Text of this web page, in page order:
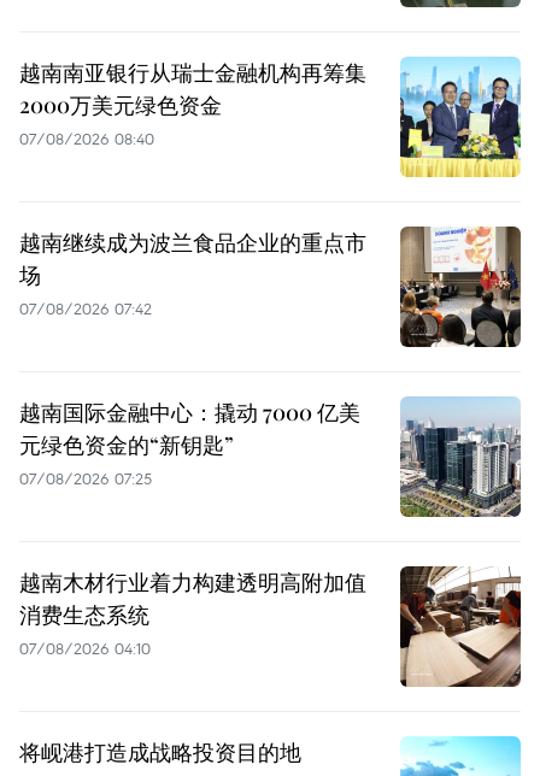
越南南亚银行从瑞士金融机构再筹集
2000万美元绿色资金
07/08/2026 08:40
越南继续成为波兰食品企业的重点市
场
07/08/2026 07:42
越南国际金融中心：撬动 7000 亿美
元绿色资金的“新钥匙”
07/08/2026 07:25
越南木材行业着力构建透明高附加值
消费生态系统
07/08/2026 04:10
将岘港打造成战略投资目的地